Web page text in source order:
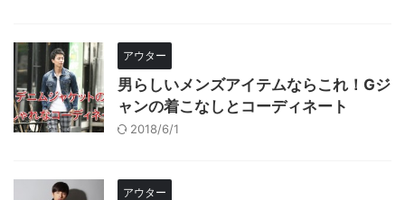
アウター
男らしいメンズアイテムならこれ！Gジ
ャンの着こなしとコーディネート
2018/6/1
アウター